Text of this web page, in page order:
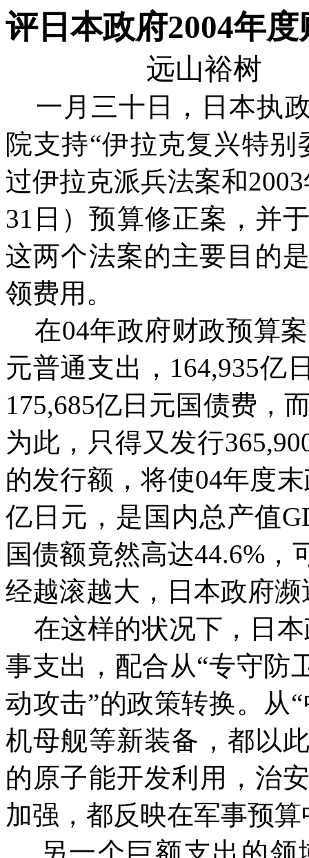
评日本政府2004年
远山裕树
一月三十日，日本执
院支持“伊拉克复兴特
过伊拉克派兵法案和
31日）预算修正案，并
这两个法案的主要目的
领费用。
在04年政府财政预算
元普通支出，164,935亿
175,685亿日元国债费，
为此，只得又发行
的发行额，将使04年度
亿日元，是国内总产值
国债额竟然高达44.6%
经越滚越大，日本政府
在这样的状况下，日本
事支出，配合从“专守防
动攻击”的政策转换。从
机母舰等新装备，都以
的原子能开发利用，治
加强，都反映在军事预算